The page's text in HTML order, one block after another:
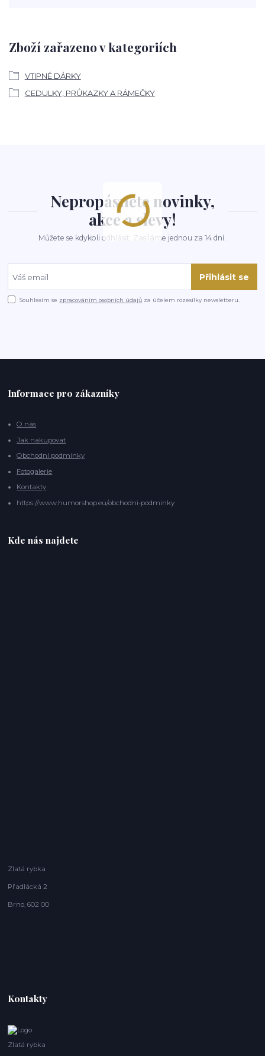
Zboží zařazeno v kategoriích
VTIPNÉ DÁRKY
CEDULKY, PRŮKAZKY A RÁMEČKY
Nepropásněte novinky,
akce a slevy!
Můžete se kdykoli odhlásit. Zasíláme jednou za 14 dní.
Přihlásit se
Souhlasím se zpracováním osobních údajů za účelem rozesílky newsletteru.
Informace pro zákazníky
O nás
Jak nakupovat
Obchodní podmínky
Fotogalerie
Kontakty
https://www.humorshop.eu/obchodni-podminky
Kde nás najdete
Zlatá rybka
Přadlácká 2
Brno, 602 00
Kontakty
Zlatá rybka